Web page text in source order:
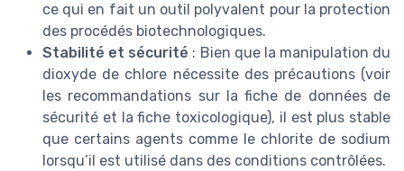
ce qui en fait un outil polyvalent pour la protection
des procédés biotechnologiques.
Stabilité et sécurité : Bien que la manipulation du
dioxyde de chlore nécessite des précautions (voir
les recommandations sur la fiche de données de
sécurité et la fiche toxicologique), il est plus stable
que certains agents comme le chlorite de sodium
lorsqu’il est utilisé dans des conditions contrôlées.